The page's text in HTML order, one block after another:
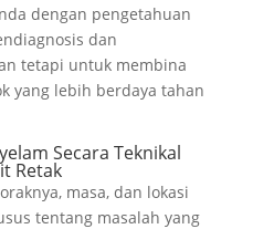
dengan pengetahuan
dan
tetapi untuk membina
yang lebih berdaya tahan
Secara Teknikal
Retak
masa, dan lokasi
tentang masalah yang